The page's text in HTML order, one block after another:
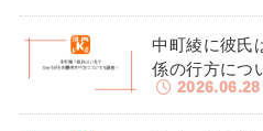
中町綾に彼氏
係の行方につ
2026.06.28